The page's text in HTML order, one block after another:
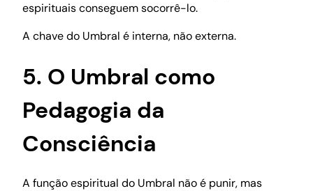
espirituais conseguem socorrê-lo.
A chave do Umbral é interna, não externa.
5. O Umbral como
Pedagogia da
Consciência
A função espiritual do Umbral não é punir, mas